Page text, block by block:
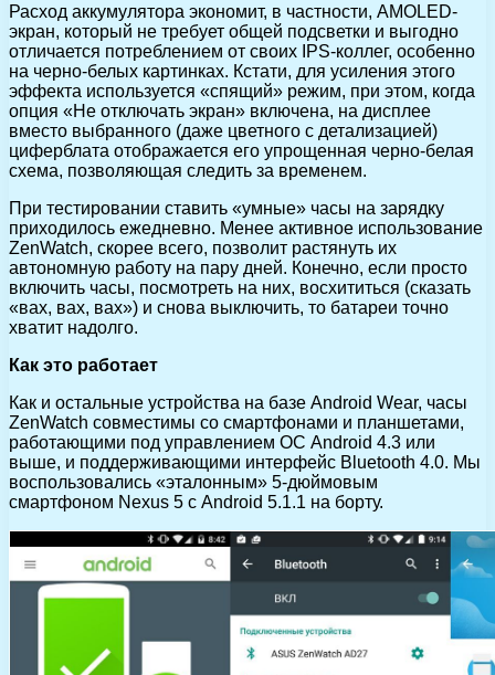
Расход аккумулятора экономит, в частности, AMOLED-
экран, который не требует общей подсветки и выгодно
отличается потреблением от своих IPS-коллег, особенно
на черно-белых картинках. Кстати, для усиления этого
эффекта используется «спящий» режим, при этом, когда
опция «Не отключать экран» включена, на дисплее
вместо выбранного (даже цветного с детализацией)
циферблата отображается его упрощенная черно-белая
схема, позволяющая следить за временем.
При тестировании ставить «умные» часы на зарядку
приходилось ежедневно. Менее активное использование
ZenWatch, скорее всего, позволит растянуть их
автономную работу на пару дней. Конечно, если просто
включить часы, посмотреть на них, восхититься (сказать
«вах, вах, вах») и снова выключить, то батареи точно
хватит надолго.
Как это работает
Как и остальные устройства на базе Android Wear, часы
ZenWatch совместимы со смартфонами и планшетами,
работающими под управлением ОС Android 4.3 или
выше, и поддерживающими интерфейс Bluetooth 4.0. Мы
воспользовались «эталонным» 5-дюймовым
смартфоном Nexus 5 с Android 5.1.1 на борту.